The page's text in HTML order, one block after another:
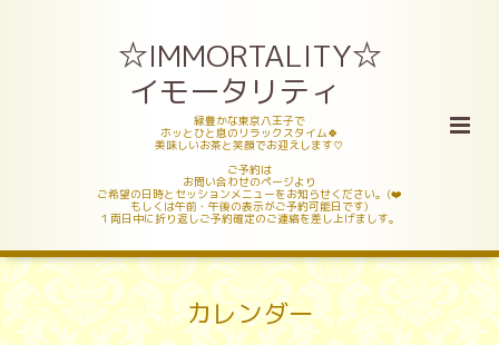
☆IMMORTALITY☆
イモータリティ
緑豊かな東京八王子で
ホッとひと息のリラックスタイム🍀
美味しいお茶と笑顔でお迎えします♡
ご予約は
お問い合わせのページより
ご希望の日時とセッションメニューをお知らせください。(❤️
もしくは午前・午後の表示がご予約可能日です)
１両日中に折り返しご予約確定のご連絡を差し上げましす。
カレンダー